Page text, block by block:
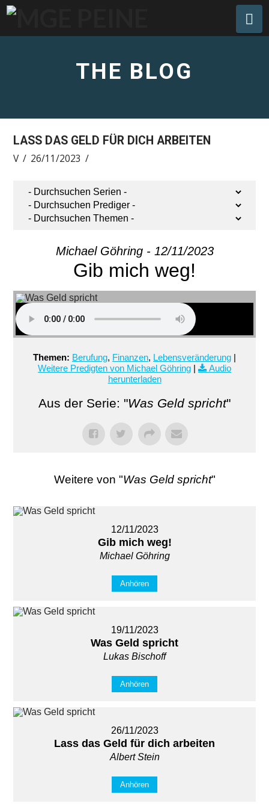
THE BLOG
LASS DAS GELD FÜR DICH ARBEITEN
V 26/11/2023
Michael Göhring - 12/11/2023
Gib mich weg!
Themen: Berufung, Finanzen, Lebensveränderung |
Weitere Predigten von Michael Göhring |
Audio
herunterladen
Aus der Serie: "Was Geld spricht"
Weitere von "Was Geld spricht"
12/11/2023
Gib mich weg!
Michael Göhring
Anhören
19/11/2023
Was Geld spricht
Lukas Bischoff
Anhören
26/11/2023
Lass das Geld für dich arbeiten
Albert Stein
Anhören